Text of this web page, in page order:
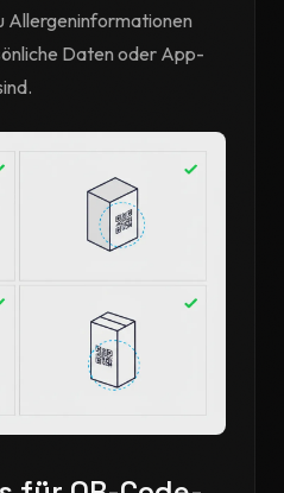
Allergeninformationen
Daten oder App-